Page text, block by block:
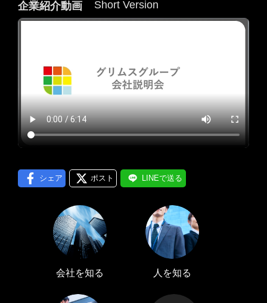
メール通知
企業紹介動画 Short Version
シェア ポスト LINEで送る
会社を知る 人を知る
にはプロフィール画像のアップロードが必要です
ログインする ＞